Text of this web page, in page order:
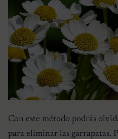
Con este método podrás
para eliminar las garrapatas.